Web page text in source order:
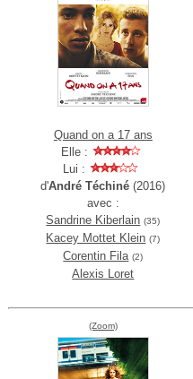
Quand on a 17 ans
Elle :
Lui :
d'André Téchiné (2016)
avec :
Sandrine Kiberlain (35)
Kacey Mottet Klein (7)
Corentin Fila (2)
Alexis Loret
(Zoom)